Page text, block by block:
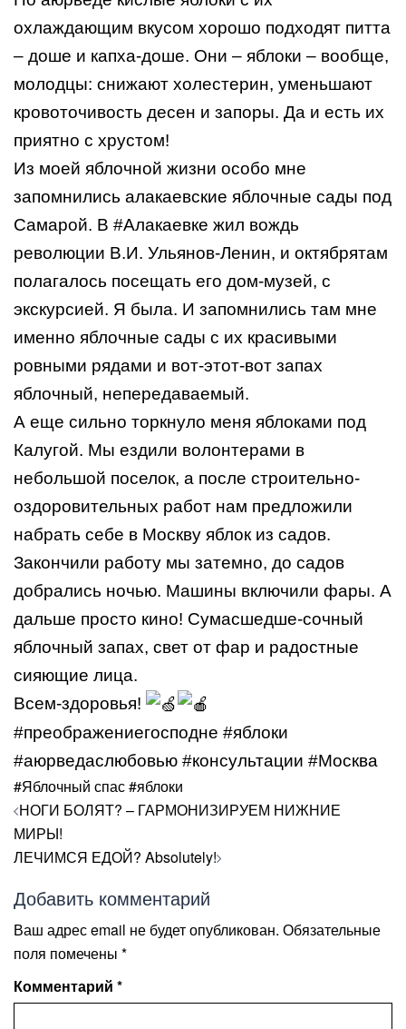
охлаждающим вкусом хорошо подходят питта
– доше и капха-доше. Они – яблоки – вообще,
молодцы: снижают холестерин, уменьшают
кровоточивость десен и запоры. Да и есть их
приятно с хрустом!
Из моей яблочной жизни особо мне
запомнились алакаевские яблочные сады под
Самарой. В #Алакаевке жил вождь
революции В.И. Ульянов-Ленин, и октябрятам
полагалось посещать его дом-музей, с
экскурсией. Я была. И запомнились там мне
именно яблочные сады с их красивыми
ровными рядами и вот-этот-вот запах
яблочный, непередаваемый.
А еще сильно торкнуло меня яблоками под
Калугой. Мы ездили волонтерами в
небольшой поселок, а после строительно-
оздоровительных работ нам предложили
набрать себе в Москву яблок из садов.
Закончили работу мы затемно, до садов
добрались ночью. Машины включили фары. А
дальше просто кино! Сумасшедше-сочный
яблочный запах, свет от фар и радостные
сияющие лица.
Всем-здоровья!
#преображениегосподне #яблоки
#аюрведаслюбовью #консультации #Москва
#Яблочный спас #яблоки
Навигация
по
записям
НОГИ БОЛЯТ? – ГАРМОНИЗИРУЕМ НИЖНИЕ
МИРЫ!
ЛЕЧИМСЯ ЕДОЙ? Absolutely!
Добавить комментарий
Ваш адрес email не будет опубликован. Обязательные
поля помечены *
Комментарий *